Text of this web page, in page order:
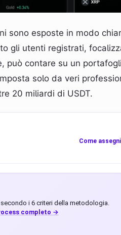
sono esposte in modo
gli utenti registrati,
può contare su un
solo da veri
20 miliardi di USDT.
Come
i 6 criteri della metodologia.
completo →